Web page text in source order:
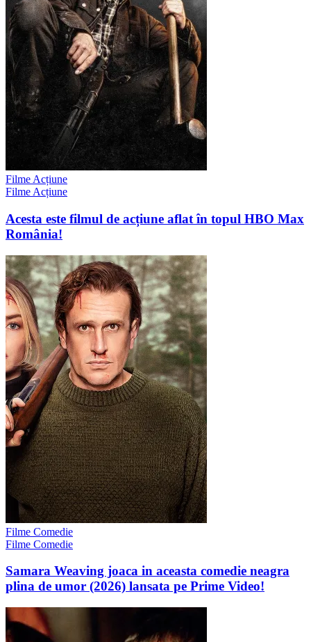
Filme Acțiune
Filme Acțiune
Acesta este filmul de acțiune aflat în topul HBO Max
România!
Filme Comedie
Filme Comedie
Samara Weaving joaca in aceasta comedie neagra
plina de umor (2026) lansata pe Prime Video!